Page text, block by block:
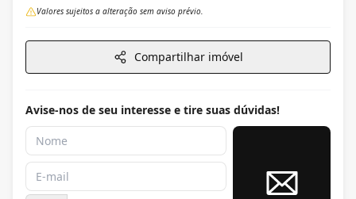
Valores sujeitos a alteração sem aviso prévio.
Compartilhar imóvel
Avise-nos de seu interesse e tire suas dúvidas!